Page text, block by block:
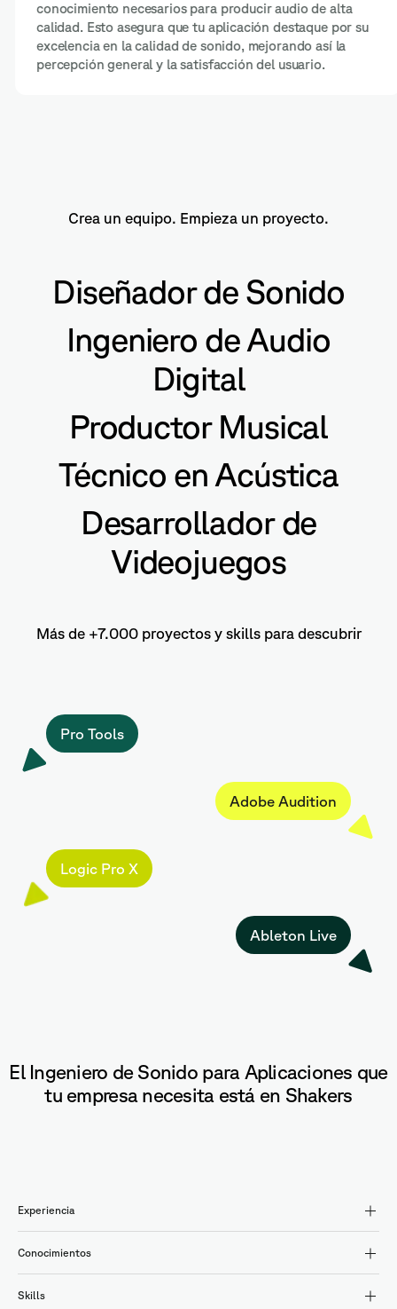
conocimiento necesarios para producir audio de alta
calidad. Esto asegura que tu aplicación destaque por su
excelencia en la calidad de sonido, mejorando así la
percepción general y la satisfacción del usuario.
Crea un equipo. Empieza un proyecto.
Diseñador de Sonido
Ingeniero de Audio
Digital
Productor Musical
Técnico en Acústica
Desarrollador de
Videojuegos
Más de +7.000 proyectos y skills para descubrir
Pro Tools
Adobe Audition
Logic Pro X
Ableton Live
El Ingeniero de Sonido para Aplicaciones que
tu empresa necesita está en Shakers
Experiencia
Conocimientos
Skills